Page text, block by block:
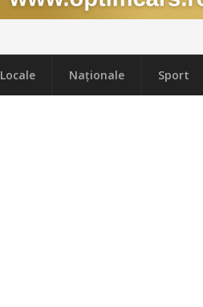
Locale Naţionale Sport